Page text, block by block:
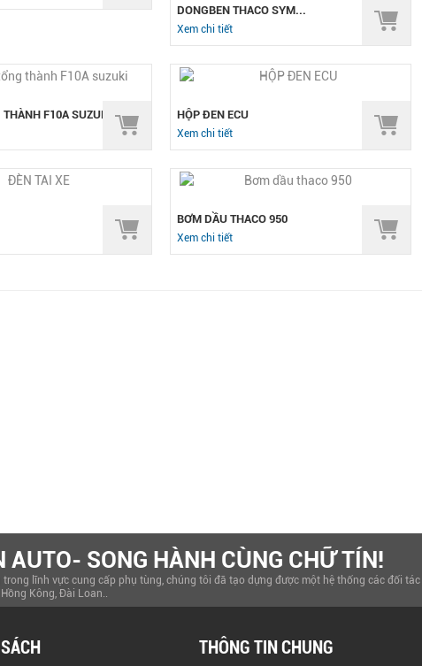
DONGBEN THACO SYM...
Xem chi tiết
F10A SUZUKI HỘP ĐEN ECU
Xem chi tiết
BƠM DẦU THACO 950
Xem chi tiết
AUTO- SONG HÀNH CÙNG CHỮ TÍN!
lĩnh vực cung cấp phụ tùng, chúng tôi đã tạo dựng được một hệ thống các đối tác
Kông, Đài Loan..
THÔNG TIN CHUNG